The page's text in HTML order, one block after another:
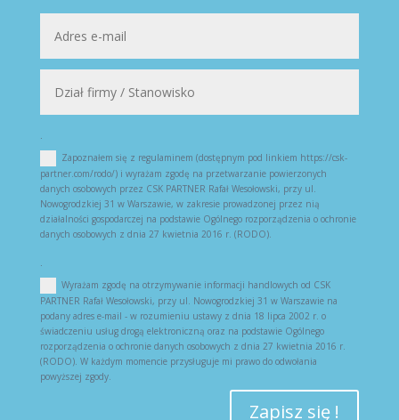
Zapoznałem się z regulaminem (dostępnym pod linkiem https://csk-
partner.com/rodo/) i wyrażam zgodę na przetwarzanie powierzonych
danych osobowych przez CSK PARTNER Rafał Wesołowski, przy ul.
Nowogrodzkiej 31 w Warszawie, w zakresie prowadzonej przez nią
działalności gospodarczej na podstawie Ogólnego rozporządzenia o ochronie
danych osobowych z dnia 27 kwietnia 2016 r. (RODO).
.
Wyrażam zgodę na otrzymywanie informacji handlowych od CSK
PARTNER Rafał Wesołowski, przy ul. Nowogrodzkiej 31 w Warszawie na
podany adres e-mail - w rozumieniu ustawy z dnia 18 lipca 2002 r. o
świadczeniu usług drogą elektroniczną oraz na podstawie Ogólnego
rozporządzenia o ochronie danych osobowych z dnia 27 kwietnia 2016 r.
(RODO). W każdym momencie przysługuje mi prawo do odwołania
powyższej zgody.
Zapisz się !